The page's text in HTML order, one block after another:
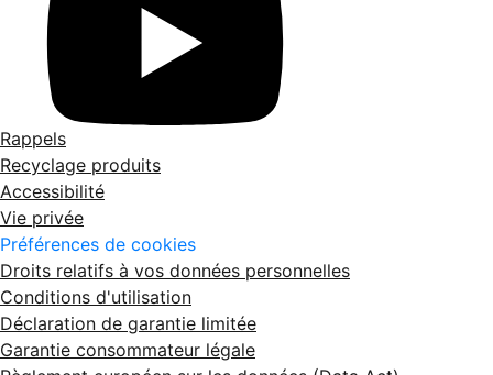
Rappels
Recyclage produits
Accessibilité
Vie privée
Préférences de cookies
Droits relatifs à vos données personnelles
Conditions d'utilisation
Déclaration de garantie limitée
Garantie consommateur légale